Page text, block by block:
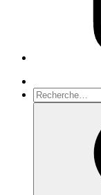
Recherche
pour